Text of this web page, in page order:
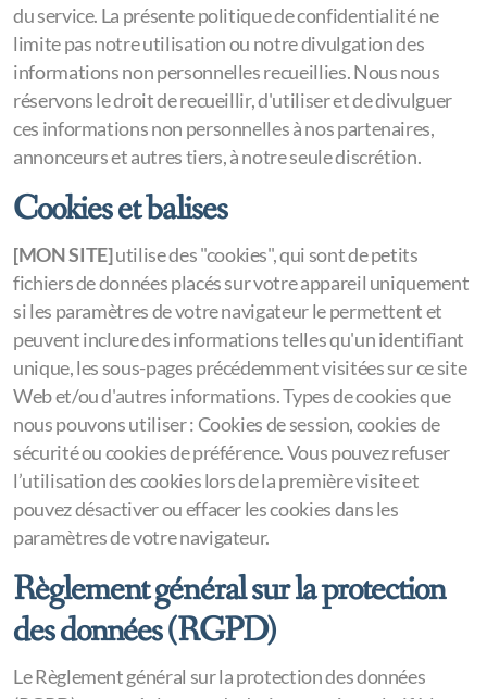
du service. La présente politique de confidentialité ne
limite pas notre utilisation ou notre divulgation des
informations non personnelles recueillies. Nous nous
réservons le droit de recueillir, d'utiliser et de divulguer
ces informations non personnelles à nos partenaires,
annonceurs et autres tiers, à notre seule discrétion.
Cookies et balises
[MON SITE]utilise des "cookies", qui sont de petits
fichiers de données placés sur votre appareil uniquement
si les paramètres de votre navigateur le permettent et
peuvent inclure des informations telles qu'un identifiant
unique, les sous-pages précédemment visitées sur ce site
Web et/ou d'autres informations. Types de cookies que
nous pouvons utiliser : Cookies de session, cookies de
sécurité ou cookies de préférence. Vous pouvez refuser
l’utilisation des cookies lors de la première visite et
pouvez désactiver ou effacer les cookies dans les
paramètres de votre navigateur.
Règlement général sur la protection
des données (RGPD)
Le Règlement général sur la protection des données